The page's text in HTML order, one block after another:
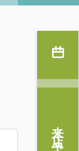
来店予約